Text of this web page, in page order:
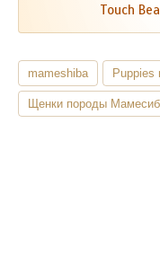
Touch
mameshiba Puppies
Щенки породы